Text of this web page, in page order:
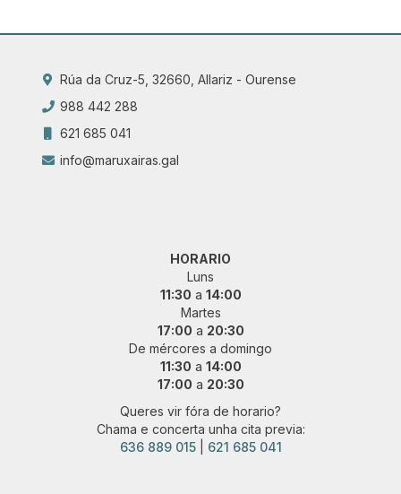
Rúa da Cruz-5, 32660, Allariz - Ourense
988 442 288
621 685 041
info@maruxairas.gal
HORARIO
Luns
11:30 a 14:00
Martes
17:00 a 20:30
De mércores a domingo
11:30 a 14:00
17:00 a 20:30
Queres vir fóra de horario?
Chama e concerta unha cita previa:
636 889 015| 621 685 041